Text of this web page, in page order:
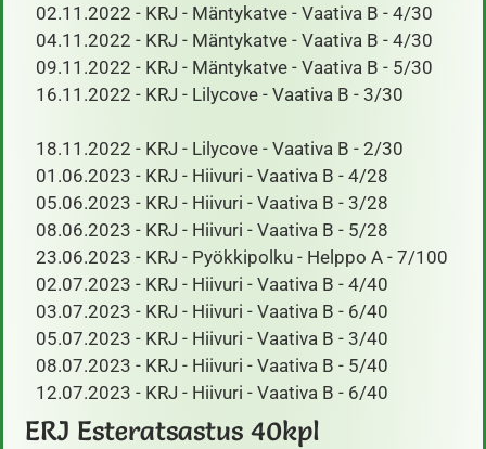
02.11.2022 - KRJ - Mäntykatve - Vaativa B - 4/30
04.11.2022 - KRJ - Mäntykatve - Vaativa B - 4/30
09.11.2022 - KRJ - Mäntykatve - Vaativa B - 5/30
16.11.2022 - KRJ - Lilycove - Vaativa B - 3/30
​ 18.11.2022 - KRJ - Lilycove - Vaativa B - 2/30
01.06.2023 - KRJ - Hiivuri - Vaativa B - 4/28
05.06.2023 - KRJ - Hiivuri - Vaativa B - 3/28
08.06.2023 - KRJ - Hiivuri - Vaativa B - 5/28
23.06.2023 - KRJ - Pyökkipolku - Helppo A - 7/100
02.07.2023 - KRJ - Hiivuri - Vaativa B - 4/40
03.07.2023 - KRJ - Hiivuri - Vaativa B - 6/40
05.07.2023 - KRJ - Hiivuri - Vaativa B - 3/40
08.07.2023 - KRJ - Hiivuri - Vaativa B - 5/40
12.07.2023 - KRJ - Hiivuri - Vaativa B - 6/40
ERJ Esteratsastus 40kpl